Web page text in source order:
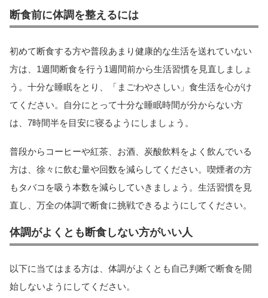
断食前に体調を整えるには
初めて断食する方や普段あまり健康的な生活を送れていない
方は、1週間断食を行う1週間前から生活習慣を見直しましょ
う。十分な睡眠をとり、「まごわやさしい」食生活を心がけ
てください。自分にとって十分な睡眠時間が分からない方
は、7時間半を目安に寝るようにしましょう。
普段からコーヒーや紅茶、お酒、炭酸飲料をよく飲んでいる
方は、徐々に飲む量や回数を減らしてください。喫煙者の方
もタバコを吸う本数を減らしていきましょう。生活習慣を見
直し、万全の体調で断食に挑戦できるようにしてください。
体調がよくとも断食しない方がいい人
以下に当てはまる方は、体調がよくとも自己判断で断食を開
始しないようにしてください。